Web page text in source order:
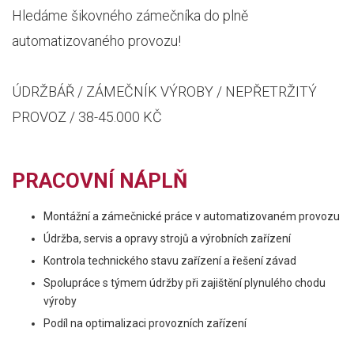
Hledáme šikovného zámečníka do plně
automatizovaného provozu!
ÚDRŽBÁŘ / ZÁMEČNÍK VÝROBY / NEPŘETRŽITÝ
PROVOZ / 38-45.000 KČ
PRACOVNÍ NÁPLŇ
Montážní a zámečnické práce v automatizovaném provozu
Údržba, servis a opravy strojů a výrobních zařízení
Kontrola technického stavu zařízení a řešení závad
Spolupráce s týmem údržby při zajištění plynulého chodu
výroby
Podíl na optimalizaci provozních zařízení